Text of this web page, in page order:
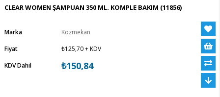
CLEAR WOMEN ŞAMPUAN 350 ML. KOMPLE BAKIM (11856)
Marka
Kozmekan
Fiyat
₺125,70+ KDV
KDV Dahil
₺150,84